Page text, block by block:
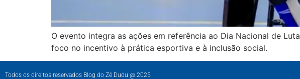
O evento integra as ações em referência ao Dia Nacional de
foco no incentivo à prática esportiva e à inclusão social.
Todos os direitos reservados Blog do Zé Dudu @ 2025